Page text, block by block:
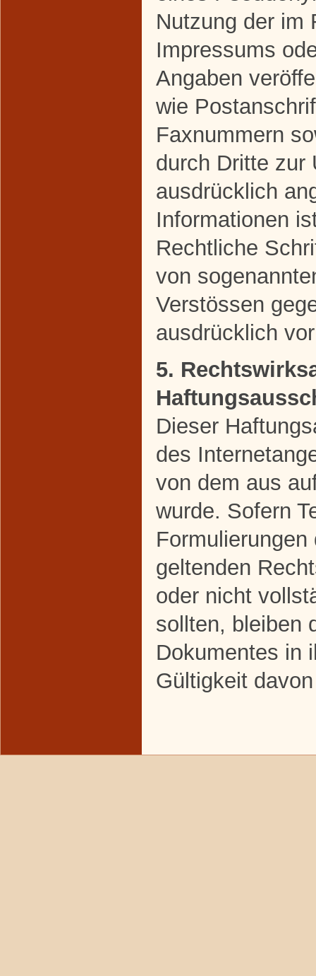
Nutzung der im
Impressums
Angaben
wie
Faxnummern
durch Dritte zur
ausdrücklich
Informationen
Rechtliche
von
Verstössen
ausdrücklich
5.
Dieser
des
von dem aus
wurde. Sofern
geltenden
oder nicht
sollten, bleiben
Dokumentes in
Gültigkeit